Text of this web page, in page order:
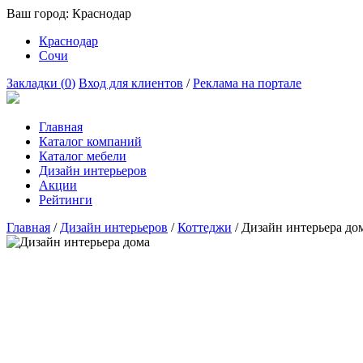
Ваш город: Краснодар
Краснодар
Сочи
Закладки (0) Вход для клиентов /Реклама на портале
Главная
Каталог компаний
Каталог мебели
Дизайн интерьеров
Акции
Рейтинги
Главная / Дизайн интерьеров /Коттеджи / Дизайн интерьера